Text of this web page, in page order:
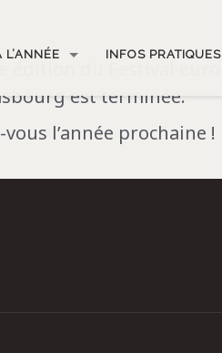
INFOS PRATIQUES
est terminée.
vous l’année prochaine !